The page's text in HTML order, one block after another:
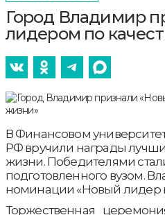
Город Владимир
лидером по
В Финансовом
РФ вручили награды
жизни. Победителями
подготовленного вузом.
номинации «Новый лидер
Торжественная